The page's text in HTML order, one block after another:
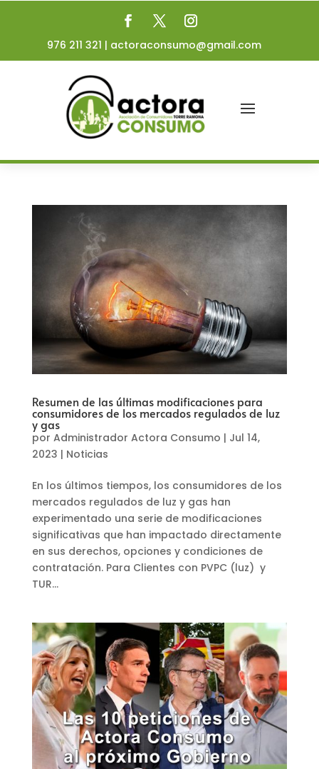
976 211 321 | actoraconsumo@gmail.com
Resumen de las últimas modificaciones para
consumidores de los mercados regulados de luz
y gas
por Administrador Actora Consumo | Jul 14,
2023 | Noticias
En los últimos tiempos, los consumidores de los
mercados regulados de luz y gas han
experimentado una serie de modificaciones
significativas que han impactado directamente
en sus derechos, opciones y condiciones de
contratación. Para Clientes con PVPC (luz) y
TUR...